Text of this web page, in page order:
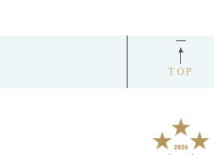
TOP